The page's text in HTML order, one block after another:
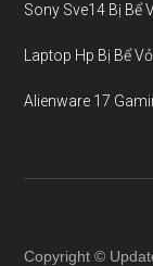
Sony Sve14 Bị Bể
Laptop Hp Bị Bể
Alienware 17
Copyright ©